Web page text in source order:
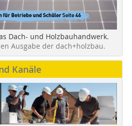
Dach- und Holzbauhandwerk.
Ausgabe der dach+holzbau.
Kanäle